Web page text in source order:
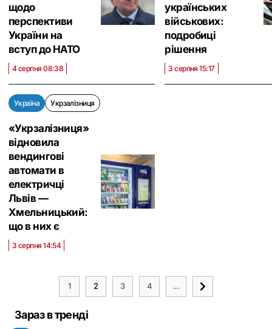
щодо
перспективи
України на
вступ до НАТО
4 серпня 08:38
українських
військових:
подробиці
рішення
3 серпня 15:17
Україна Укрзалізниця
«Укрзалізниця»
відновила
вендингові
автомати в
електричці
Львів —
Хмельницький:
що в них є
3 серпня 14:54
1 2 3 4 ...
Зараз в тренді